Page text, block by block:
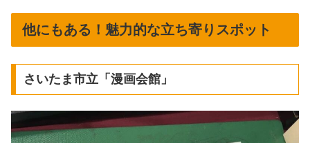
他にもある！魅力的な立ち寄りスポット
さいたま市立「漫画会館」